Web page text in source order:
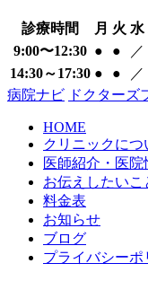
診療時間 月 火 水
9:00〜12:30 ● ● ／
14:30～17:30 ● ● ／
病院ナビ ドクターズ
HOME
クリニックにつ
医師紹介・医院
お伝えしたいこ
料金表
お知らせ
ブログ
プライバシーポ